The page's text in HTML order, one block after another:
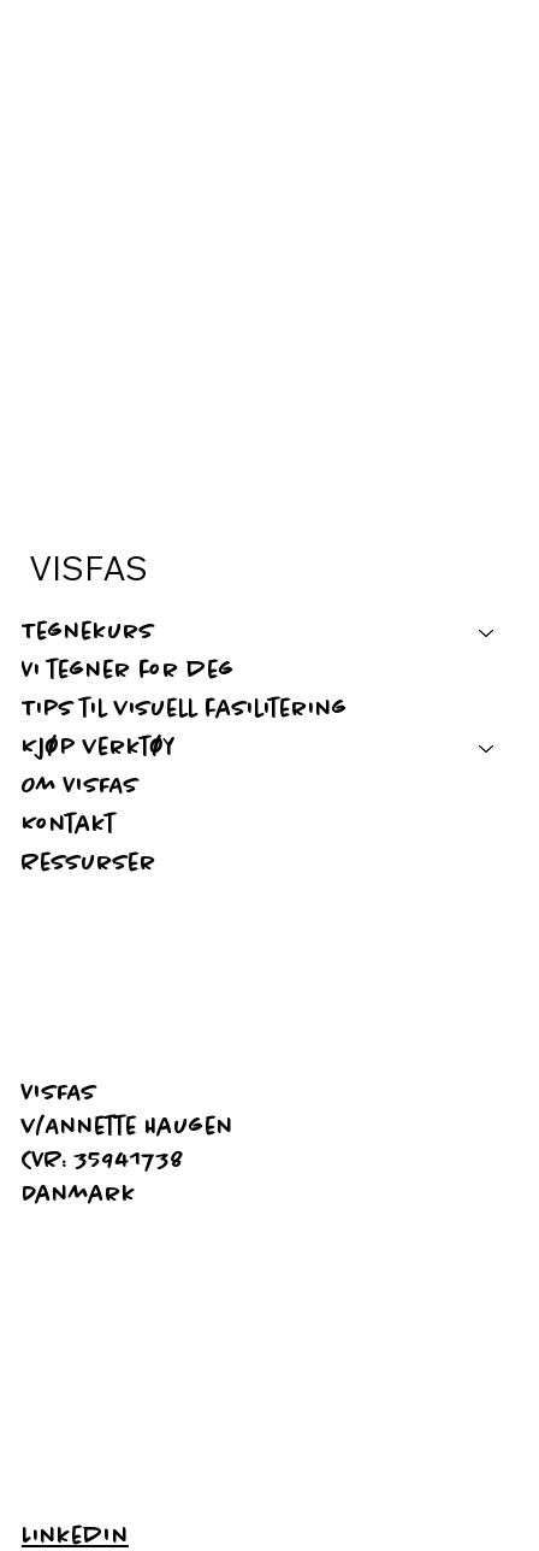
VISFAS
Tegnekurs
Vi tegner for deg
Tips til visuell fasilitering
Kjøp verktøy
Om VISFAS
Kontakt
Ressurser
VISFAS
v/Annette Haugen
CVR: 35941738
Danmark
LinkedIn